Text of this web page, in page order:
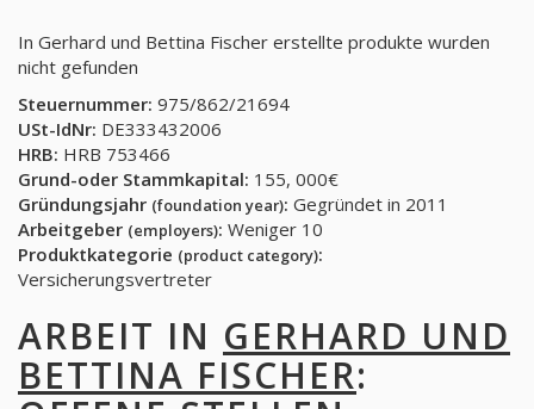
In Gerhard und Bettina Fischer erstellte produkte wurden
nicht gefunden
Steuernummer: 975/862/21694
USt-IdNr: DE333432006
HRB: HRB 753466
Grund-oder Stammkapital: 155, 000€
Gründungsjahr (foundation year): Gegründet in 2011
Arbeitgeber (employers): Weniger 10
Produktkategorie (product category):
Versicherungsvertreter
ARBEIT IN GERHARD UND
BETTINA FISCHER: